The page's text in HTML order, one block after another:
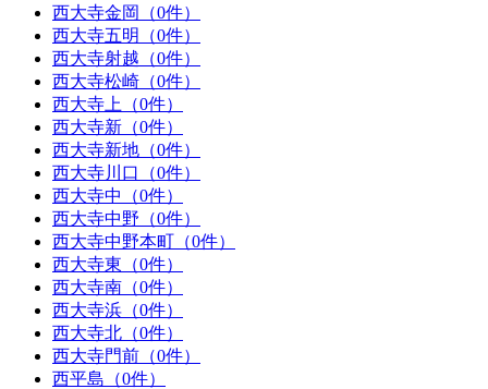
西大寺金岡（0件）
西大寺五明（0件）
西大寺射越（0件）
西大寺松崎（0件）
西大寺上（0件）
西大寺新（0件）
西大寺新地（0件）
西大寺川口（0件）
西大寺中（0件）
西大寺中野（0件）
西大寺中野本町（0件）
西大寺東（0件）
西大寺南（0件）
西大寺浜（0件）
西大寺北（0件）
西大寺門前（0件）
西平島（0件）